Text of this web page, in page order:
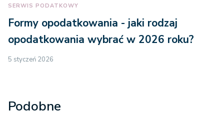
SERWIS PODATKOWY
Formy opodatkowania - jaki rodzaj
opodatkowania wybrać w 2026 roku?
5 styczeń 2026
Podobne